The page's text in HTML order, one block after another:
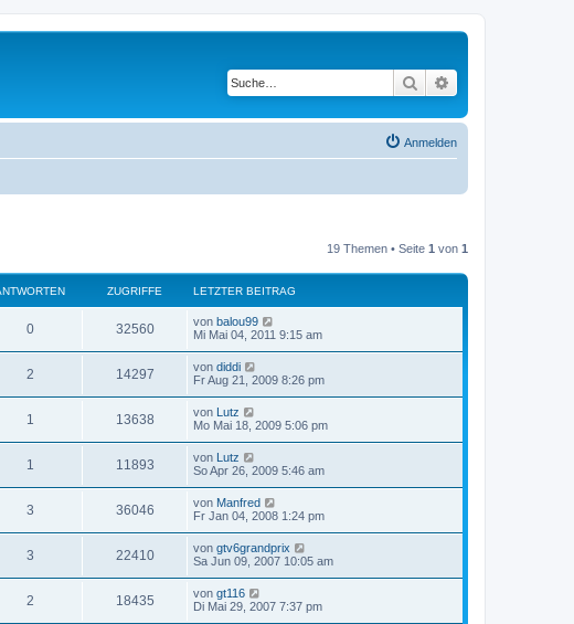
Suche
Anmelden
19 Themen • Seite 1 von 1
ZUGRIFFE LETZTER BEITRAG
0 32560 von balou99
Mi Mai 04, 2011 9:15 am
2 14297 von diddi
Fr Aug 21, 2009 8:26 pm
1 13638 von Lutz
Mo Mai 18, 2009 5:06 pm
1 11893 von Lutz
So Apr 26, 2009 5:46 am
3 36046 von Manfred
Fr Jan 04, 2008 1:24 pm
3 22410 von gtv6grandprix
Sa Jun 09, 2007 10:05 am
2 18435 von gt116
Di Mai 29, 2007 7:37 pm